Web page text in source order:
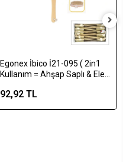
Egonex İbico İ21-095 ( 2in1
Kullanım = Ahşap Saplı & Ele
Fırçası ( Fırça:6 X 12cm +
92,92 TL